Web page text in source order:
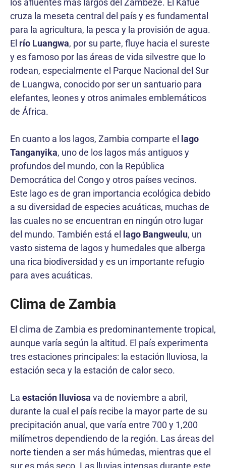
los afluentes más largos del Zambeze. El Kafue
cruza la meseta central del país y es fundamental
para la agricultura, la pesca y la provisión de agua.
El río Luangwa, por su parte, fluye hacia el sureste
y es famoso por las áreas de vida silvestre que lo
rodean, especialmente el Parque Nacional del Sur
de Luangwa, conocido por ser un santuario para
elefantes, leones y otros animales emblemáticos
de África.
En cuanto a los lagos, Zambia comparte el lago
Tanganyika, uno de los lagos más antiguos y
profundos del mundo, con la República
Democrática del Congo y otros países vecinos.
Este lago es de gran importancia ecológica debido
a su diversidad de especies acuáticas, muchas de
las cuales no se encuentran en ningún otro lugar
del mundo. También está el lago Bangweulu, un
vasto sistema de lagos y humedales que alberga
una rica biodiversidad y es un importante refugio
para aves acuáticas.
Clima de Zambia
El clima de Zambia es predominantemente tropical,
aunque varía según la altitud. El país experimenta
tres estaciones principales: la estación lluviosa, la
estación seca y la estación de calor seco.
La estación lluviosa va de noviembre a abril,
durante la cual el país recibe la mayor parte de su
precipitación anual, que varía entre 700 y 1,200
milímetros dependiendo de la región. Las áreas del
norte tienden a ser más húmedas, mientras que el
sur es más seco. Las lluvias intensas durante este